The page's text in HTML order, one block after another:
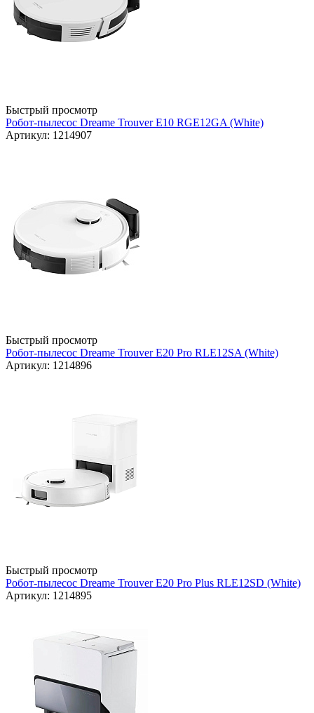
Быстрый просмотр
Робот-пылесос Dreame Trouver E10 RGE12GA (White)
Артикул: 1214907
Быстрый просмотр
Робот-пылесос Dreame Trouver E20 Pro RLE12SA (White)
Артикул: 1214896
Быстрый просмотр
Робот-пылесос Dreame Trouver E20 Pro Plus RLE12SD (White)
Артикул: 1214895